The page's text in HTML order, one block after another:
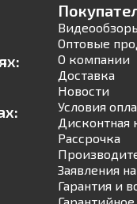
Оптовые
О компании
Доставка
Новости
Условия
Дисконтная
Рассрочка
Заявления
Гарантия и